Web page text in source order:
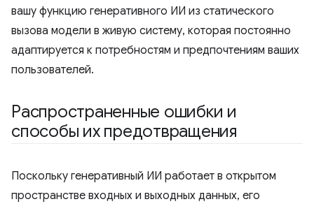
вашу функцию генеративного ИИ из статического
вызова модели в живую систему, которая постоянно
адаптируется к потребностям и предпочтениям ваших
пользователей.
Распространенные ошибки и
способы их предотвращения
Поскольку генеративный ИИ работает в открытом
пространстве входных и выходных данных, его